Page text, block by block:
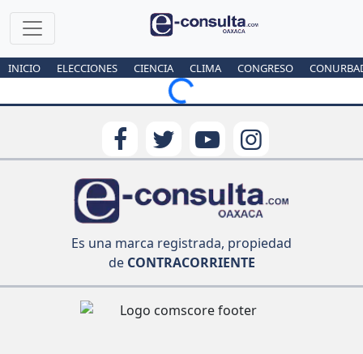
INICIO ELECCIONES CIENCIA CLIMA CONGRESO
Loading...
Es una marca registrada, propiedad
deCONTRACORRIENTE